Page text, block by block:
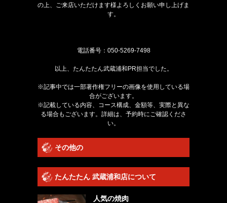
の上、ご来店いただけます様よろしくお願い申し上げま
す。
電話番号： 050-5269-7498
以上、たんたたん武蔵浦和PR担当でした。
※記事中では一部著作権フリーの画像を使用している場
合がございます。
※記載している内容、コース構成、金額等、実際と異な
る場合もございます。詳細は、予約時にご確認くださ
い。
その他の
たんたたん 武蔵浦和店について
人気の焼肉